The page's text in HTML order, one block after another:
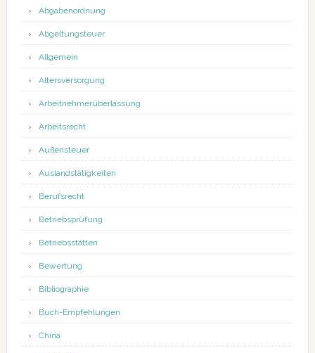
Abgabenordnung
Abgeltungsteuer
Allgemein
Altersversorgung
Arbeitnehmerüberlassung
Arbeitsrecht
Außensteuer
Auslandstätigkeiten
Berufsrecht
Betriebsprüfung
Betriebsstätten
Bewertung
Bibliographie
Buch-Empfehlungen
China